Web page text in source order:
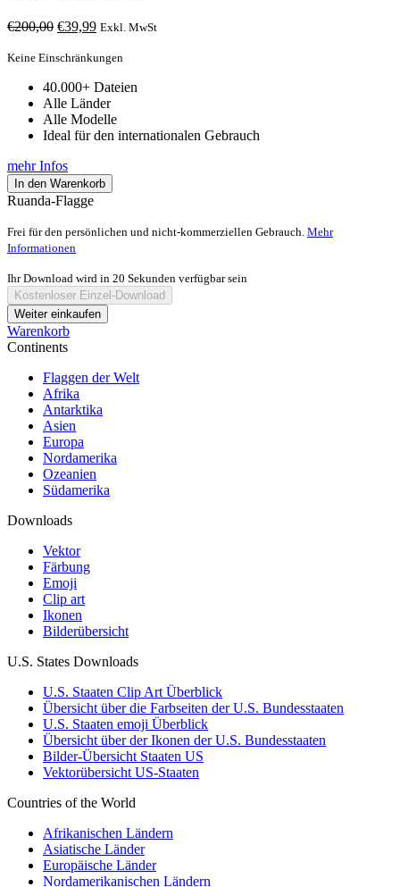
€200,00 Ursprünglicher
war:
€39,99Aktueller
ist:
Exkl. MwSt
Keine Einschränkungen
40.000+ Dateien
Alle Länder
Alle Modelle
Ideal für den internationalen Gebrauch
mehr Infos
In den Warenkorb
Ruanda-Flagge
Frei für den persönlichen und nicht-kommerziellen Gebrauch. Mehr
Informationen
Ihr Download wird in 20 Sekunden verfügbar sein
Kostenloser Einzel-Download
Weiter einkaufen
Warenkorb
Continents
Flaggen der Welt
Afrika
Antarktika
Asien
Europa
Nordamerika
Ozeanien
Südamerika
Downloads
Vektor
Färbung
Emoji
Clip art
Ikonen
Bilderübersicht
U.S. States Downloads
U.S. Staaten Clip Art Überblick
Übersicht über die Farbseiten der U.S. Bundesstaaten
U.S. Staaten emoji Überblick
Übersicht über der Ikonen der U.S. Bundesstaaten
Bilder-Übersicht Staaten US
Vektorübersicht US-Staaten
Countries of the World
Afrikanischen Ländern
Asiatische Länder
Europäische Länder
Nordamerikanischen Ländern